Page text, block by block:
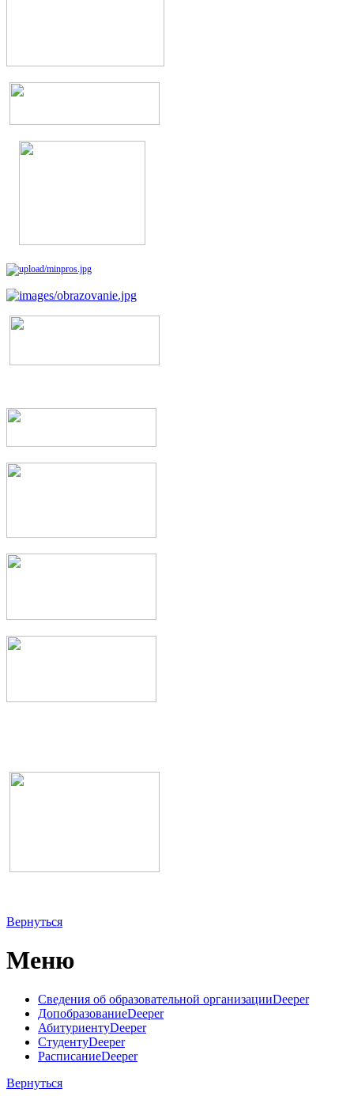
Вернуться
Меню
Сведения об образовательной организацииDeeper
ДопобразованиеDeeper
АбитуриентуDeeper
СтудентуDeeper
РасписаниеDeeper
Вернуться